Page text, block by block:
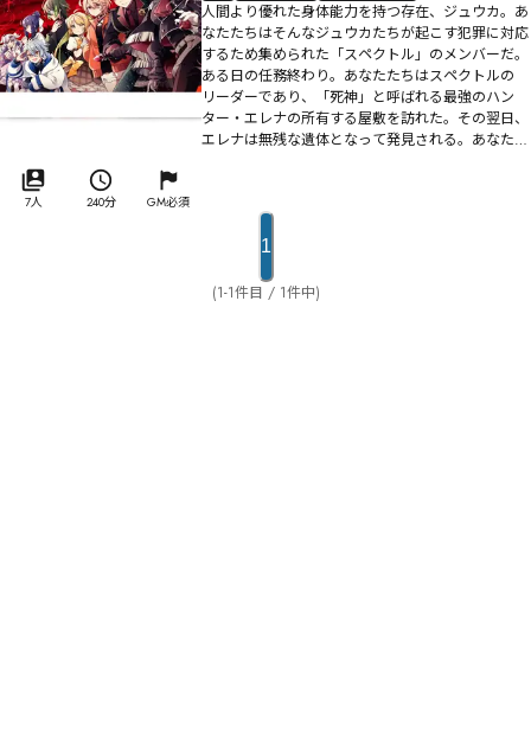
7人 240分 GM必須
人間より優れた身体能力を持つ存在、ジュウカ。あ
なたたちはそんなジュウカたちが起こす犯罪に対応
するため集められた「スペクトル」のメンバーだ。
ある日の任務終わり。あなたたちはスペクトルの
リーダーであり、「死神」と呼ばれる最強のハン
ター・エレナの所有する屋敷を訪れた。その翌日、
エレナは無残な遺体となって発見される。あなたた
1
(1-1件目 / 1件中)